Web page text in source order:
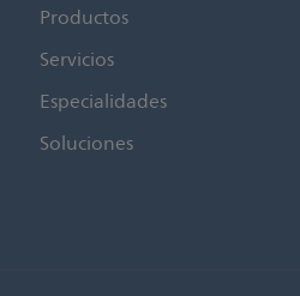
Productos
Servicios
Especialidades
Soluciones